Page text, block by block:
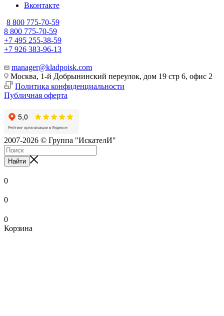
Вконтакте
8 800 775-70-59
8 800 775-70-59
+7 495 255-38-59
+7 926 383-96-13
manager@kladpoisk.com
Москва, 1-й Добрынинский переулок, дом 19 стр 6, офис 2
Политика конфиденциальности
Публичная оферта
2007-2026 © Группа "ИскателИ"
Найти
0
0
0
Корзина